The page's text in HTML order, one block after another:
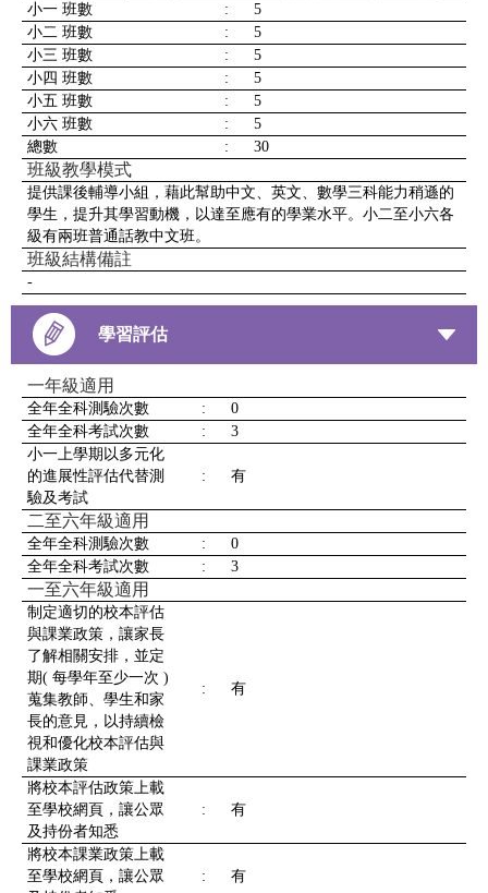
小一 班數 :
5
小二 班數
:
5
小三 班數
:
5
小四 班數
:
5
小五 班數
:
5
小六 班數
:
5
總數
: 30
班級教學模式
提供課後輔導小組，藉此幫助中文、英文、數學三科能力稍遜的
學生，提升其學習動機，以達至應有的學業水平。小二至小六各
級有兩班普通話教中文班。
班級結構備註
-
學習評估
一年級適用
全年全科測驗次數 :
0
全年全科考試次數
:
3
小一上學期以多元化
的進展性評估代替測
驗及考試
: 有
二至六年級適用
全年全科測驗次數 :
0
全年全科考試次數
: 3
一至六年級適用
制定適切的校本評估
與課業政策，讓家長
了解相關安排，並定
期( 每學年至少一次 )
蒐集教師、學生和家
長的意見，以持續檢
視和優化校本評估與
課業政策
: 有
將校本評估政策上載
至學校網頁，讓公眾
及持份者知悉
: 有
將校本課業政策上載
至學校網頁，讓公眾
: 有